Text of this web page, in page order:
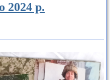
2024 р.